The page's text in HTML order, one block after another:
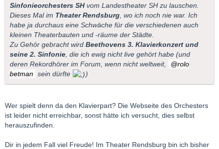
Sinfonieorchesters SHvom Landestheater SH zu lauschen.
Dieses Mal im Theater Rendsburg , wo ich noch nie war. Ich
habe ja durchaus eine Schwäche für die verschiedenen auch
kleinen Theaterbauten und -räume der Städte.
Zu Gehör gebracht wird Beethovens 3. Klavierkonzert und
seine 2. Sinfonie , die ich ewig nicht live gehört habe (und
deren Rekordhörer im Forum, wenn nicht weltweit,
rolo
betman sein dürfte )
Wer spielt denn da den Klavierpart? Die Webseite des Orchesters
ist leider nicht erreichbar, sonst hätte ich versucht, dies selbst
herauszufinden.
Dir in jedem Fall viel Freude! Im Theater Rendsburg bin ich bisher